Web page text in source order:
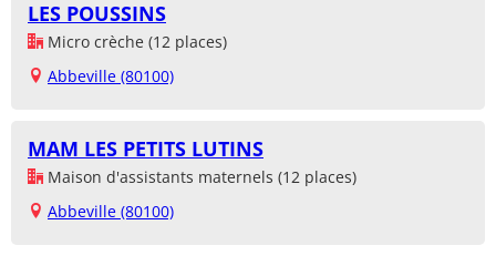
LES POUSSINS
Micro crèche (12 places)
Abbeville (80100)
MAM LES PETITS LUTINS
Maison d'assistants maternels (12 places)
Abbeville (80100)